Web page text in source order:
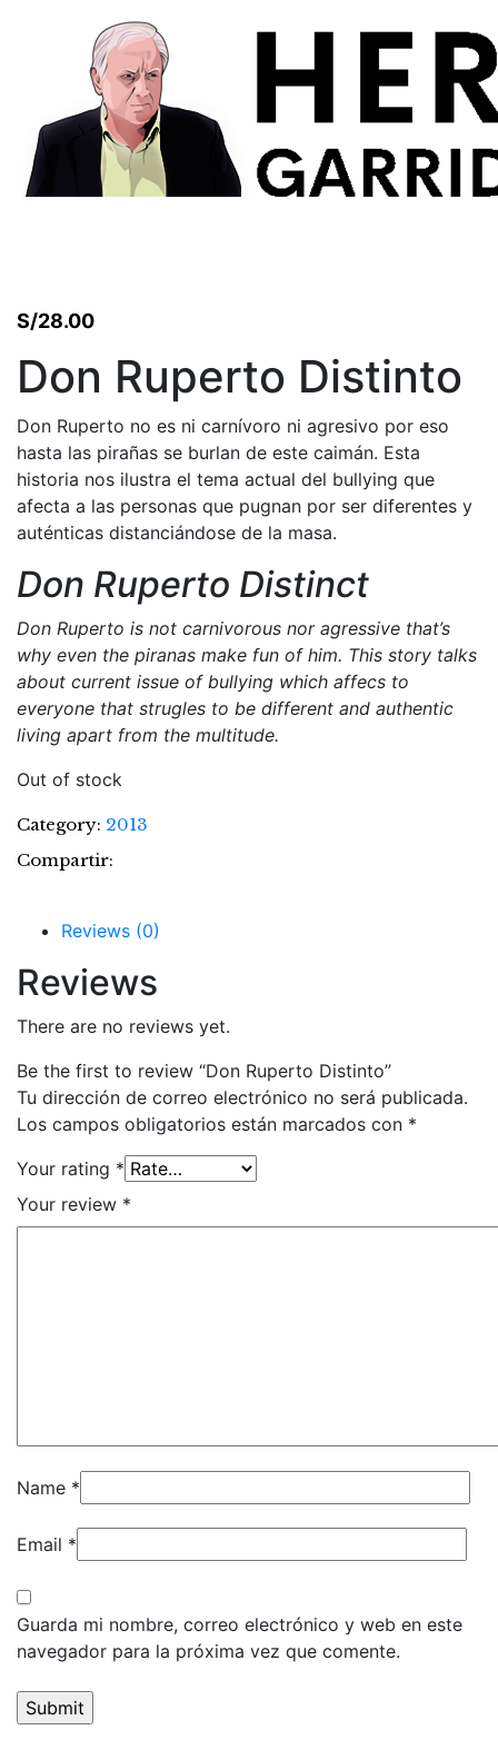
S/28.00
Don Ruperto Distinto
Don Ruperto no es ni carnívoro ni agresivo por eso
hasta las pirañas se burlan de este caimán. Esta
historia nos ilustra el tema actual del bullying que
afecta a las personas que pugnan por ser diferentes y
auténticas distanciándose de la masa.
Don Ruperto Distinct
Don Ruperto is not carnivorous nor agressive that’s
why even the piranas make fun of him. This story talks
about current issue of bullying which affecs to
everyone that strugles to be different and authentic
living apart from the multitude.
Out of stock
Category: 2013
Compartir:
Reviews (0)
Reviews
There are no reviews yet.
Be the first to review “Don Ruperto Distinto”
Tu dirección de correo electrónico no será publicada.
Los campos obligatorios están marcados con *
Your rating *
Your review *
Name *
Email *
Guarda mi nombre, correo electrónico y web en este
navegador para la próxima vez que comente.